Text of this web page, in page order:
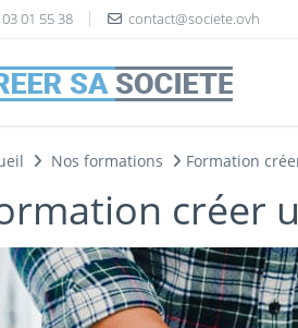
01 55 38 contact@societe.ovh
Nos formations Formation
créer
cookies